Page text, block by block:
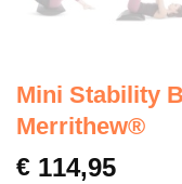
Mini Stability
Merrithew®
€ 114,95